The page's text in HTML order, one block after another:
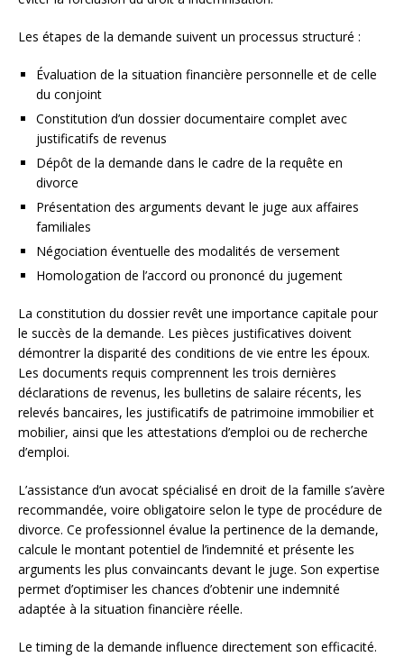
Les étapes de la demande suivent un processus structuré :
Évaluation de la situation financière personnelle et de celle
du conjoint
Constitution d’un dossier documentaire complet avec
justificatifs de revenus
Dépôt de la demande dans le cadre de la requête en
divorce
Présentation des arguments devant le juge aux affaires
familiales
Négociation éventuelle des modalités de versement
Homologation de l’accord ou prononcé du jugement
La constitution du dossier revêt une importance capitale pour
le succès de la demande. Les pièces justificatives doivent
démontrer la disparité des conditions de vie entre les époux.
Les documents requis comprennent les trois dernières
déclarations de revenus, les bulletins de salaire récents, les
relevés bancaires, les justificatifs de patrimoine immobilier et
mobilier, ainsi que les attestations d’emploi ou de recherche
d’emploi.
L’assistance d’un avocat spécialisé en droit de la famille s’avère
recommandée, voire obligatoire selon le type de procédure de
divorce. Ce professionnel évalue la pertinence de la demande,
calcule le montant potentiel de l’indemnité et présente les
arguments les plus convaincants devant le juge. Son expertise
permet d’optimiser les chances d’obtenir une indemnité
adaptée à la situation financière réelle.
Le timing de la demande influence directement son efficacité.